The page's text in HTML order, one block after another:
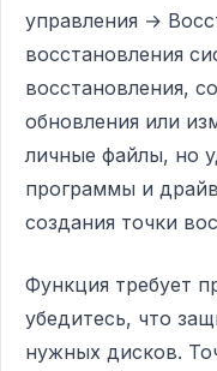
управления →
восстановления
восстановления,
обновления или
личные файлы, но
программы и
создания точки
Функция требует
убедитесь, что
нужных дисков.